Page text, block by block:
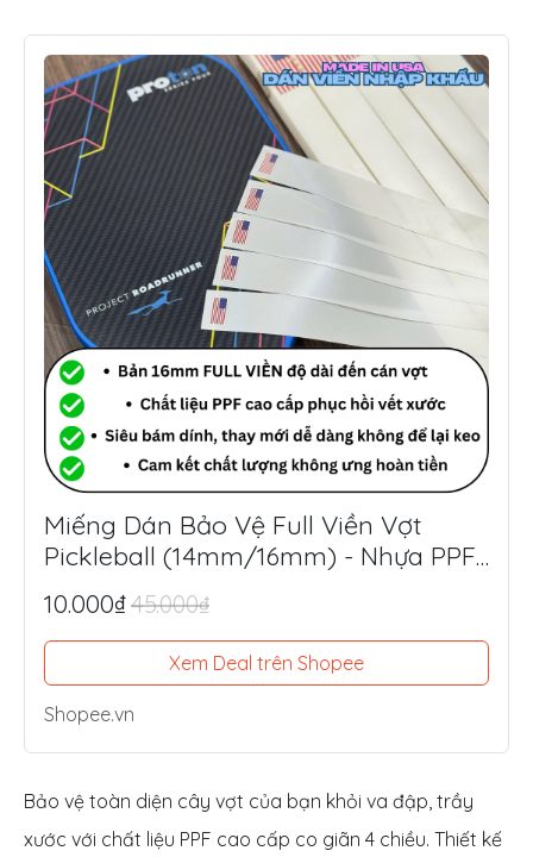
Miếng Dán Bảo Vệ Full Viền Vợt
Pickleball (14mm/16mm) - Nhựa PPF
Mỹ Siêu Dày 8.5mil
10.000₫45.000₫
Xem Deal trên Shopee
Shopee.vn
Bảo vệ toàn diện cây vợt của bạn khỏi va đập, trầy
xước với chất liệu PPF cao cấp co giãn 4 chiều. Thiết kế